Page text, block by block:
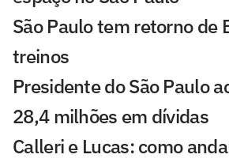
São Paulo tem retorno de
treinos
Presidente do São Paulo
28,4 milhões em dívidas
Calleri e Lucas: como